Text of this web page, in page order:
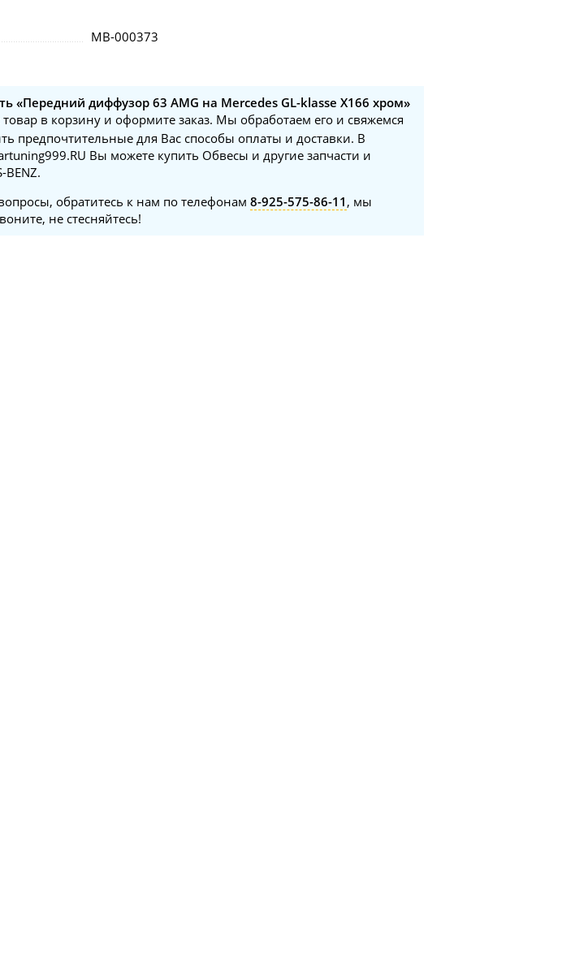
MB-000373
«Передний диффузор 63 AMG на Mercedes GL-klasse X166 хром»
товар в корзину и оформите заказ. Мы обработаем его и свяжемся
предпочтительные для Вас способы оплаты и доставки. В
Вы можете купить Обвесы и другие запчасти и
BENZ.
обратитесь к нам по телефонам 8-925-575-86-11 , мы
не стесняйтесь!